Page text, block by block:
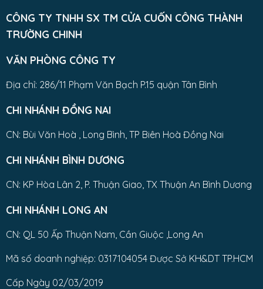
CÔNG TY TNHH SX TM CỬA CUỐN CÔNG THÀNH
TRƯỜNG CHINH
VĂN PHÒNG CÔNG TY
Địa chỉ: 286/11 Phạm Văn Bạch P.15 quận Tân Bình
CHI NHÁNH ĐỒNG NAI
CN: Bùi Văn Hoà , Long Bình, TP Biên Hoà Đồng Nai
CHI NHÁNH BÌNH DƯƠNG
CN: KP Hòa Lân 2, P. Thuận Giao, TX Thuận An Bình Dương
CHI NHÁNH LONG AN
CN: QL 50 Ấp Thuận Nam, Cần Giuộc ,Long An
Mã số doanh nghiệp: 0317104054 Được Sở KH&DT TP.HCM
Cấp Ngày 02/03/2019